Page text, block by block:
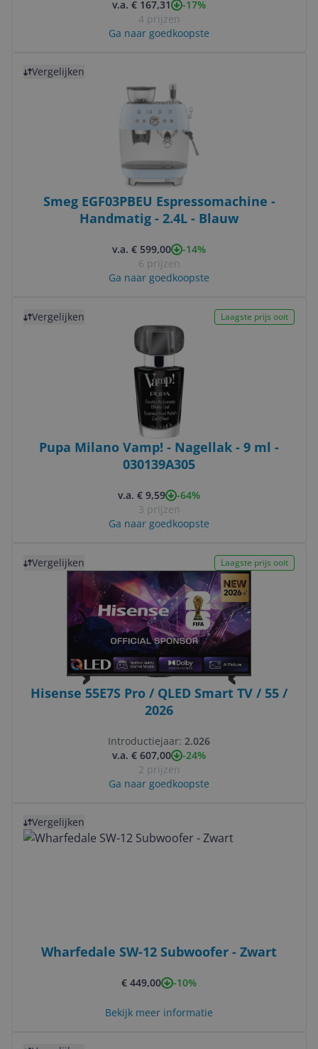
v.a. € 167,31
-17%
4 prijzen
Ga naar goedkoopste
Vergelijken
Smeg EGF03PBEU Espressomachine -
Handmatig - 2.4L - Blauw
v.a. € 599,00
-14%
6 prijzen
Ga naar goedkoopste
Vergelijken Laagste prijs ooit
Pupa Milano Vamp! - Nagellak - 9 ml -
030139A305
v.a. € 9,59
-64%
3 prijzen
Ga naar goedkoopste
Vergelijken Laagste prijs ooit
Hisense 55E7S Pro / QLED Smart TV / 55 /
2026
Introductiejaar: 2.026
v.a. € 607,00
-24%
2 prijzen
Ga naar goedkoopste
Vergelijken
Wharfedale SW-12 Subwoofer - Zwart
€ 449,00 -10%
Bekijk meer informatie